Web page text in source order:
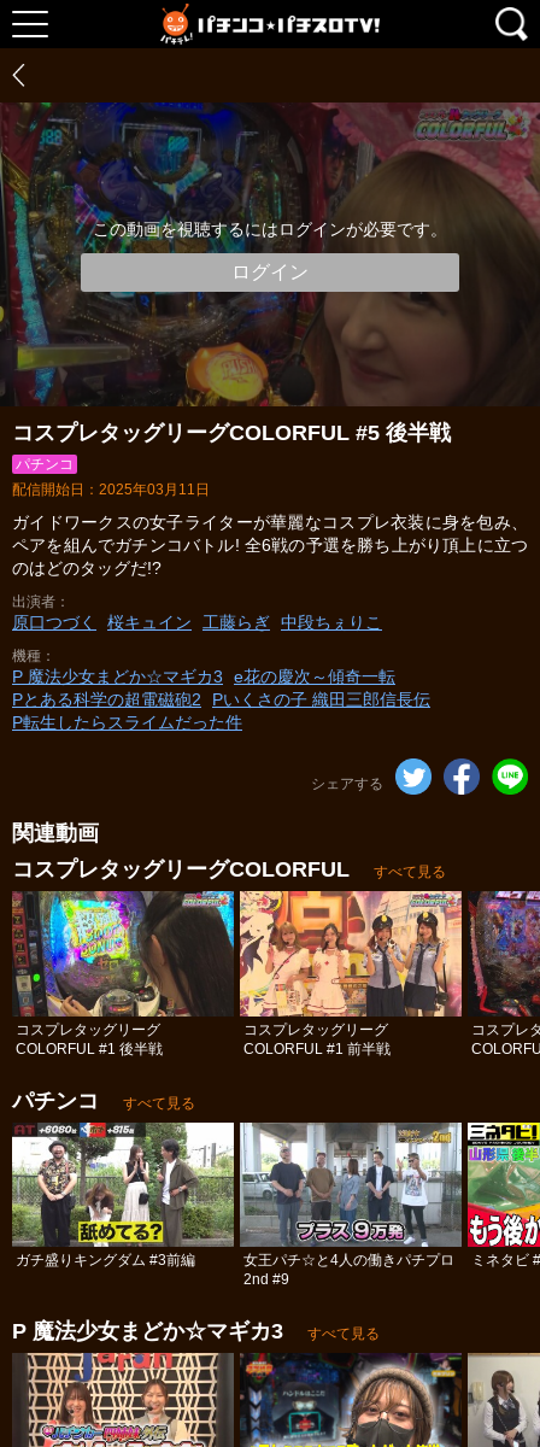
この動画を視聴するにはログインが必要です。
ログイン
コスプレタッグリーグCOLORFUL #5 後半戦
パチンコ
配信開始日：2025年03月11日
ガイドワークスの女子ライターが華麗なコスプレ衣装に身を包み、
ペアを組んでガチンコバトル! 全6戦の予選を勝ち上がり頂上に立つ
のはどのタッグだ!?
出演者
原口つづく 桜キュイン 工藤らぎ 中段ちぇりこ
機種
P 魔法少女まどか☆マギカ3
e花の慶次～傾奇一転
Pとある科学の超電磁砲2
Pいくさの子 織田三郎信長伝
P転生したらスライムだった件
シェアする
関連動画
コスプレタッグリーグCOLORFUL
すべて見る
コスプレタッグリーグ
COLORFUL #1 後半戦
コスプレタッグリーグ
COLORFUL #1 前半戦
コスプレ
パチンコ すべて見る
ガチ盛りキングダム #3前編
女王パチ☆と4人の働きパチプロ
2nd #9
ミネタビ
P 魔法少女まどか☆マギカ3 すべて見る